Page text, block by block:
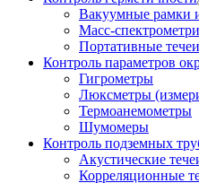
Вакуумные рамки
Масс-
Портативные
Контроль параметров
Гигрометры
Люксметры
Термоанемометры
Шумомеры
Контроль подземных
Акустические
Корреляционные